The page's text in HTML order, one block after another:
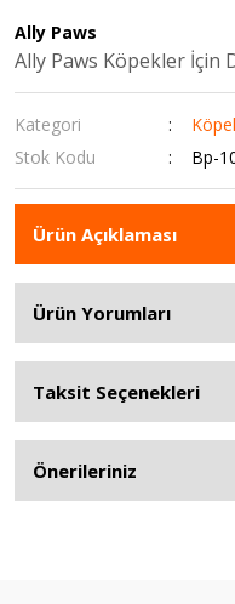
Ally Paws
Ally Paws Köpekler İçin
Kategori
Stok Kodu
Bp-
Ürün Açıklaması
Ürün Yorumları
Taksit Seçenekleri
Önerileriniz